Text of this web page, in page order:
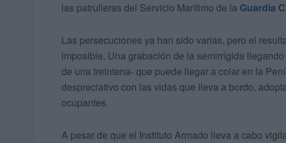
las patrulleras del Servicio Marítimo de la Guardia
Las persecuciones ya han sido varias, pero el
imposible. Una grabación de la semirrígida
de una treintena- que puede llegar a colar en la
despreciativo con las vidas que lleva a bordo,
ocupantes.
A pesar de que el Instituto Armado lleva a cabo